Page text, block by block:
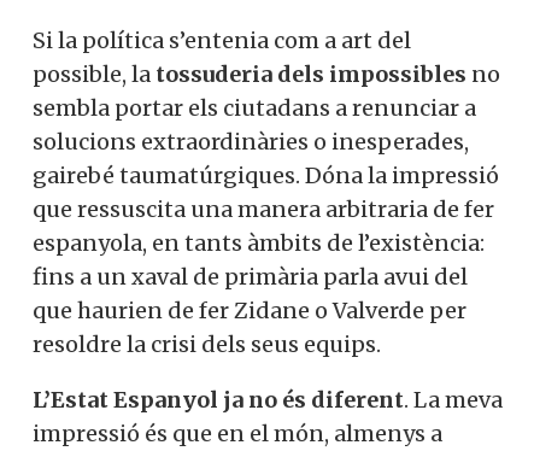
Si la política s’entenia com a art del
possible, la tossuderia dels impossibles no
sembla portar els ciutadans a renunciar a
solucions extraordinàries o inesperades,
gairebé taumatúrgiques. Dóna la impressió
que ressuscita una manera arbitraria de fer
espanyola, en tants àmbits de l’existència:
fins a un xaval de primària parla avui del
que haurien de ferZidane o Valverde per
resoldre la crisi dels seus equips.
L’Estat Espanyol ja no és diferent. La meva
impressió és que en el món, almenys a